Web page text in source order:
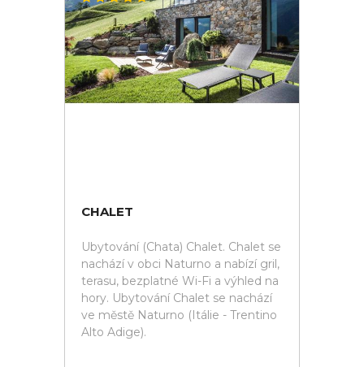
CHALET
Ubytování (Chata) Chalet. Chalet se
nachází v obci Naturno a nabízí gril,
terasu, bezplatné Wi-Fi a výhled na
hory. Ubytování Chalet se nachází
ve městě Naturno (Itálie - Trentino
Alto Adige).